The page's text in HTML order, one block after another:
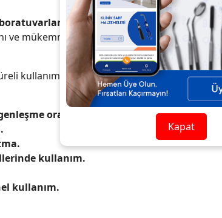
hassas model çalışmaları
ve mükemmel yüzey kalitesi sayesinde
kullanım imkânı sunar. Homojen karışım
oranı.
kullanım.
kullanım.
Kapat